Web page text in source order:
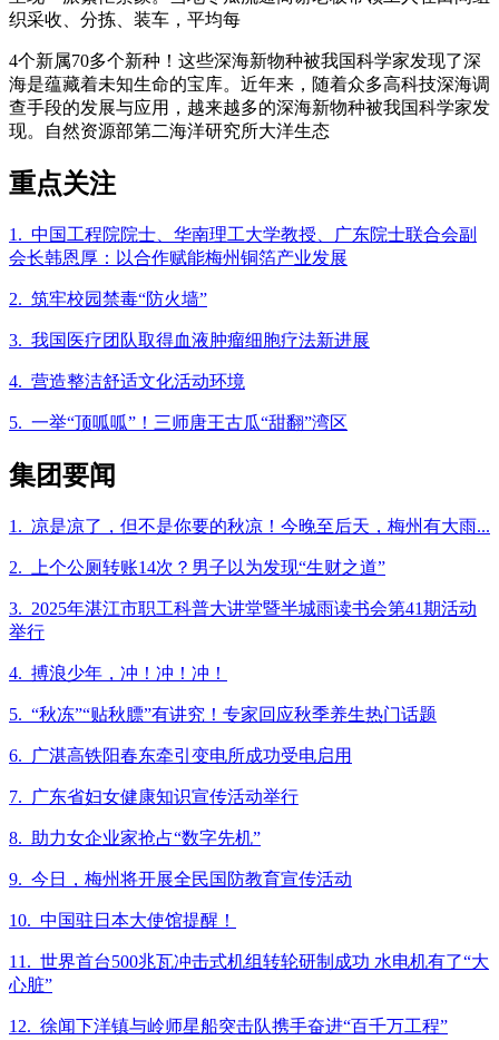
织采收、分拣、装车，平均每
4个新属70多个新种！这些深海新物种被我国科学家发现了深
海是蕴藏着未知生命的宝库。近年来，随着众多高科技深海调
查手段的发展与应用，越来越多的深海新物种被我国科学家发
现。自然资源部第二海洋研究所大洋生态
重点关注
1. 中国工程院院士、华南理工大学教授、广东院士联合会副
会长韩恩厚：以合作赋能梅州铜箔产业发展
2. 筑牢校园禁毒“防火墙”
3. 我国医疗团队取得血液肿瘤细胞疗法新进展
4. 营造整洁舒适文化活动环境
5. 一举“顶呱呱”！三师唐王古瓜“甜翻”湾区
集团要闻
1. 凉是凉了，但不是你要的秋凉！今晚至后天，梅州有大雨...
2. 上个公厕转账14次？男子以为发现“生财之道”
3. 2025年湛江市职工科普大讲堂暨半城雨读书会第41期活动
举行
4. 搏浪少年，冲！冲！冲！
5. “秋冻”“贴秋膘”有讲究！专家回应秋季养生热门话题
6. 广湛高铁阳春东牵引变电所成功受电启用
7. 广东省妇女健康知识宣传活动举行
8. 助力女企业家抢占“数字先机”
9. 今日，梅州将开展全民国防教育宣传活动
10. 中国驻日本大使馆提醒！
11. 世界首台500兆瓦冲击式机组转轮研制成功 水电机有了“大
心脏”
12. 徐闻下洋镇与岭师星船突击队携手奋进“百千万工程”